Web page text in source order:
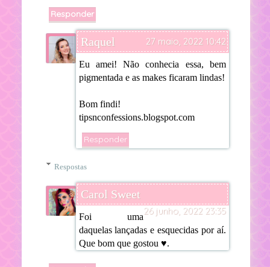
Responder
Raquel 27 maio, 2022 10:42
Eu amei! Não conhecia essa, bem
pigmentada e as makes ficaram lindas!
Bom findi!
tipsnconfessions.blogspot.com
Responder
Respostas
Carol Sweet
26 junho, 2022 23:35
Foi uma
daquelas lançadas e esquecidas por aí.
Que bom que gostou ♥.